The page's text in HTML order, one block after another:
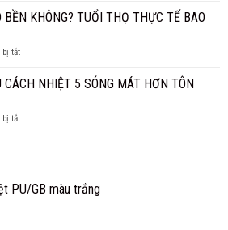
NHANH
SÀN,
PANEL
TÔN
CÔNG
THỰC
CÀ
BỀN KHÔNG? TUỔI THỌ THỰC TẾ BAO
bị tắtở
PANEL
KHÔNG?
BAO
NHIỆT 5 SÓNG MÁT HƠN TÔN
bị tắtở
CÁCH
PU/GB màu trắng